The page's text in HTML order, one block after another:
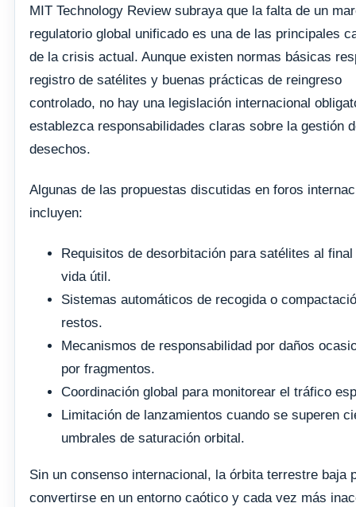
MIT Technology Review subraya que la falta de un
regulatorio global unificado es una de las principales
de la crisis actual. Aunque existen normas básicas
registro de satélites y buenas prácticas de reingreso
controlado, no hay una legislación internacional
establezca responsabilidades claras sobre la gestión
desechos.
Algunas de las propuestas discutidas en foros
incluyen:
Requisitos de desorbitación para satélites al
vida útil.
Sistemas automáticos de recogida o
restos.
Mecanismos de responsabilidad por daños
por fragmentos.
Coordinación global para monitorear el tráfico
Limitación de lanzamientos cuando se superen
umbrales de saturación orbital.
Sin un consenso internacional, la órbita terrestre baja
convertirse en un entorno caótico y cada vez más